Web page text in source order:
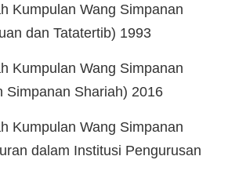
Kumpulan Wang Simpanan
dan Tatatertib) 1993
Kumpulan Wang Simpanan
Simpanan Shariah) 2016
Kumpulan Wang Simpanan
dalam Institusi Pengurusan